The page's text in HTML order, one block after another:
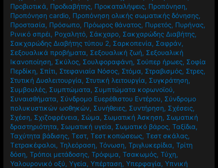
Προβιοτικά, Προδιαβήτης, Προκαταλήψεις, Προπόνηση,
Προπόνηση cardio, Προπόνηση ολικής σωματικής δόνησης,
Προστασία, Πρόσωπο, Πρόωρος θάνατος, Πυρετός, Πυρήνας,
Ρινικό σπρέι, Ροχαλητό, Σάκχαρο, Σακχαρώδης Διαβήτης,
Σακχαρώδης Διαβήτης τύπου 2, Σαρκοπενία, Σαφράν,
Σεξουαλικά προβήματα, Σεξουαλική ζωή, Σεξουαλική
Ικανοποίηση, Σκύλος, Σουλφοραφάνη, Σούπερ ήρωες, Σοφία
Περδίκη, Σπίτι, Στεφανιαία Νόσος, Στόμα, Στραβισμός, Στρες,
Στυτική Δυσλειτουργία, Στυτική λειτουργία, Συγκράτηση,
Συμβουλές, Συμπτώματα, Συμπτώματα κορωνοϊού,
Συναισθήματα, Σύνδρομο Ευερέθιστου Εντέρου, Σύνδρομο
πολυκυστικών ωοθηκών, Συνήθειες, Συντήρηση, Σχέσεις,
Σχέση, Σχιζοφρένεια, Σώμα, Σωματική Άσκηση, Σωματική
δραστηριότητα, Σωματική υγεία, Σωματικό βάρος,Ταξίδια,
Ταχύτητα βάδισης,Τεστ,Τεστ κοπώσεως,Τεστ σκάλας,
Τετρακέφαλοι,Τηλεόραση,Τόνωση,Τριγλυκερίδια,Τρίτη
δόση,Τρόποι μετάδοσης,Τρόφιμα,Τσακωμός,Τύχη,
Υαλουρονικό οξύ,Υγεία,Υπέρταση,Υπερφαγία,Υπνική